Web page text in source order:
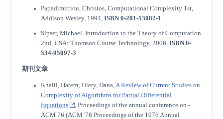
Papadimitriou, Christos, Computational Complexity 1st,
Addison Wesley, 1994, ISBN0-201-53082-1
Sipser, Michael Introduction to the Theory of Computation
2nd, USA: Thomson Course Technology, 2006, ISBN0-
534-95097-3
期刊文章
Khalil, Hatem; Ulery, Dana,A Review of Current Studies on
Complexity of Algorithms for Partial Differential
Equations
, Proceedings of the annual conference on -
ACM 76 (ACM '76 Proceedings of the 1976 Annual